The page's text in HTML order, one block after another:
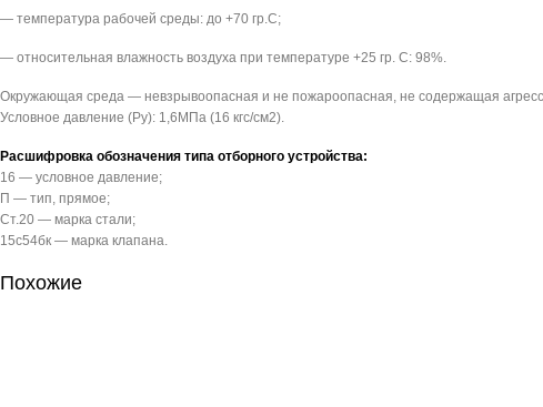
— температура рабочей среды: до +70 гр.С;
— относительная влажность воздуха при температуре +25 гр. С: 98%.
Окружающая среда — невзрывоопасная и не пожароопасная, не содержащая
Условное давление (Pу): 1,6МПа (16 кгс/см2).
Расшифровка обозначения типа отборного устройства:
16 — условное давление;
П — тип, прямое;
Ст.20 — марка стали;
15с54бк — марка клапана.
Похожие